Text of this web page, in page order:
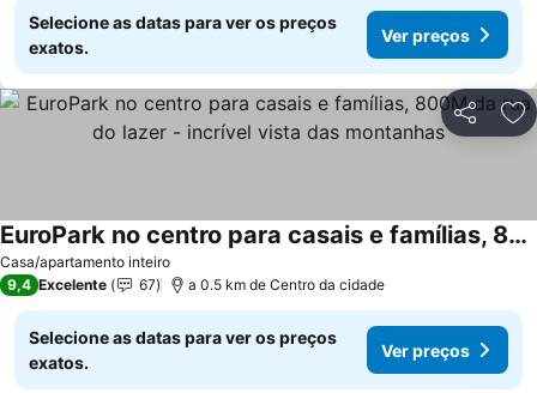
Selecione as datas para ver os preços
exatos.
Ver preços
Partilhar
Casa/apartamento inteiro
EuroPark no centro para casais e famílias, 800M da rua do lazer - incrível vista das montanhas
9,4 Excelente 67 a 0.5 km de Centro da cidade
Selecione as datas para ver os preços
exatos.
Ver preços